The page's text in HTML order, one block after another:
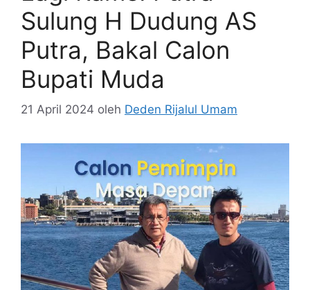
Sulung H Dudung AS
Putra, Bakal Calon
Bupati Muda
21 April 2024 oleh Deden Rijalul Umam